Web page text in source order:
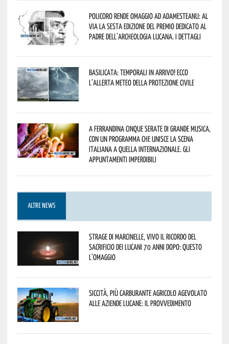
Policoro rende omaggio ad Adamesteanu: al
via la sesta edizione del Premio dedicato al
padre dell’archeologia lucana. I dettagli
Basilicata: temporali in arrivo! Ecco
l’allerta meteo della Protezione civile
A Ferrandina cinque serate di grande musica,
con un programma che unisce la scena
italiana a quella internazionale. Gli
appuntamenti imperdibili
ALTRE NEWS
Strage di Marcinelle, vivo il ricordo del
sacrificio dei lucani 70 anni dopo: questo
l’omaggio
Siccità, più carburante agricolo agevolato
alle aziende lucane: il provvedimento